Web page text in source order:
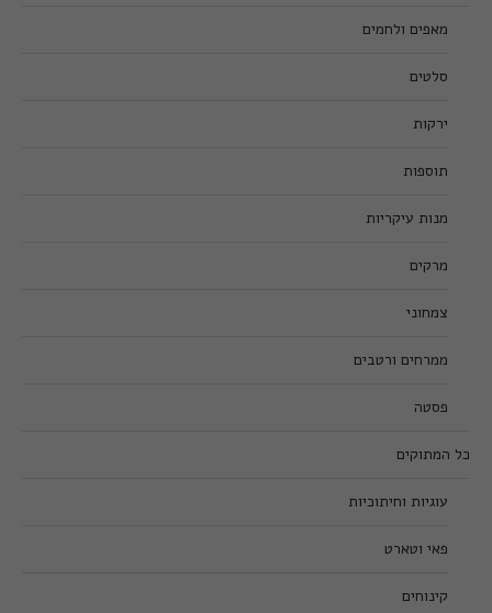
מאפים ולחמים
סלטים
ירקות
תוספות
מנות עיקריות
מרקים
צמחוני
ממרחים ורטבים
פסטה
כל המתוקים
עוגיות וחיתוכיות
פאי וטארט
קינוחים